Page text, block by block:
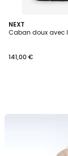
NEXT
Caban doux avec
141,00 €
3
Couleurs